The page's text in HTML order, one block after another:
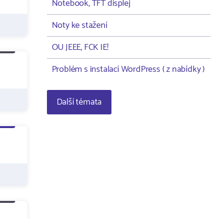
Notebook, TFT displej
Noty ke stažení
OU JEEE, FCK IE!
Problém s instalací WordPress ( z nabídky )
Další témata